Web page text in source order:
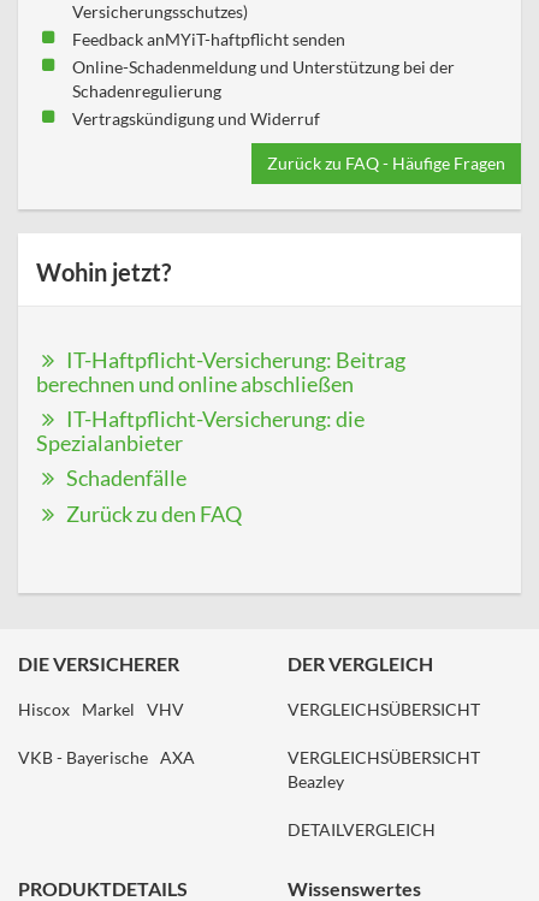
Versicherungsschutzes)
Feedback anMYiT-haftpflicht senden
Online-Schadenmeldung und Unterstützung bei der
Schadenregulierung
Vertragskündigung und Widerruf
Zurück zu FAQ - Häufige Fragen
Wohin jetzt?
IT-Haftpflicht-Versicherung: Beitrag
berechnen und online abschließen
IT-Haftpflicht-Versicherung: die
Spezialanbieter
Schadenfälle
Zurück zu den FAQ
DIE VERSICHERER
Hiscox Markel VHV
VKB - Bayerische AXA
DER VERGLEICH
VERGLEICHSÜBERSICHT
VERGLEICHSÜBERSICHT
Beazley
DETAILVERGLEICH
PRODUKTDETAILS Wissenswertes